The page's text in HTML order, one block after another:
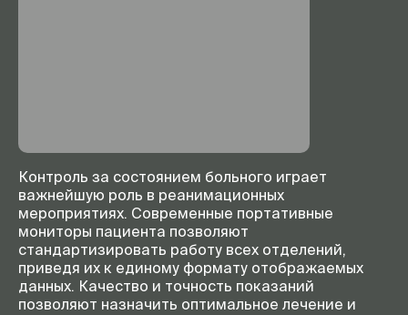
Контроль за состоянием больного играет
важнейшую роль в реанимационных
мероприятиях. Современные портативные
мониторы пациента позволяют
стандартизировать работу всех отделений,
приведя их к единому формату отображаемых
данных. Качество и точность показаний
позволяют назначить оптимальное лечение и